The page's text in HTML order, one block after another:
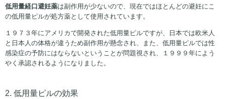
低用量経口避妊薬は副作用が少ないので、現在ではほとんどの避妊にこ
の低用量ピルが処方薬として使用されています。
１９７３年にアメリカで開発された低用量ピルですが、日本では欧米人
と日本人の体格が違うため副作用が懸念され、また、低用量ピルでは性
感染症の予防にはならないということが問題視され、１９９９年によう
やく承認されるようになりました。
2. 低用量ピルの効果